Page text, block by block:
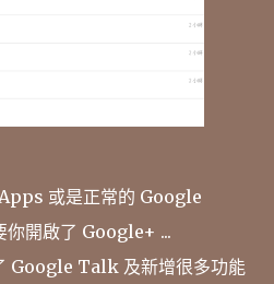
或是正常的 Google
開啟了 Google+ ...
Google Talk 及新增很多功能